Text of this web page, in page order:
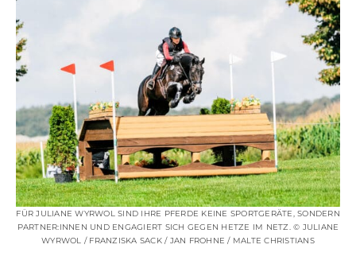
FÜR JULIANE WYRWOL SIND IHRE PFERDE KEINE SPORTGERÄTE, SONDERN
PARTNER:INNEN UND ENGAGIERT SICH GEGEN HETZE IM NETZ. ©️ JULIANE
WYRWOL / FRANZISKA SACK / JAN FROHNE / MALTE CHRISTIANS